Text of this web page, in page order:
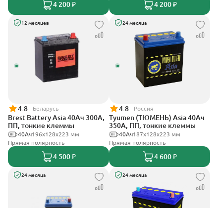
4 200 ₽ 4 200 ₽
12 месяцев
4.8 Беларусь
Brest Battery Asia 40Ач 300А,
ПП, тонкие клеммы
196х128х223 мм
40Ач
Прямая полярность
4 500 ₽
24 месяца
4.8 Россия
Tyumen (ТЮМЕНЬ) Asia 40Ач
350А, ПП, тонкие клеммы
187х128х223 мм
40Ач
Прямая полярность
4 600 ₽
24 месяца 24 месяца